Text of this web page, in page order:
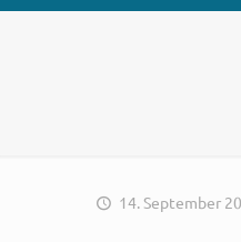
14. September